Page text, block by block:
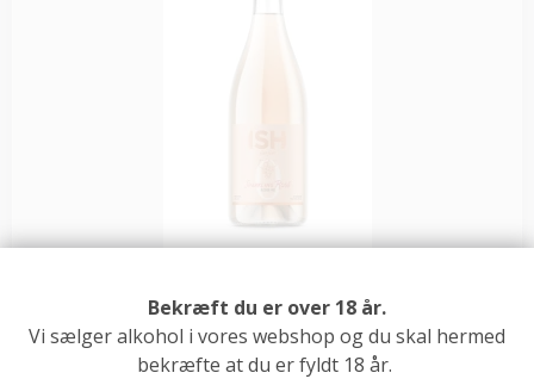
Bekræft du er over 18 år.
Vi sælger alkohol i vores webshop og du skal hermed
bekræfte at du er fyldt 18 år.